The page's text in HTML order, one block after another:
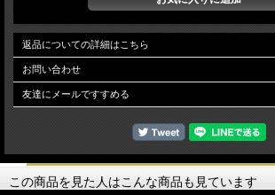
返品についての詳細はこちら
お問い合わせ
友達にメールですすめる
この商品を見た人はこんな商品も見ています